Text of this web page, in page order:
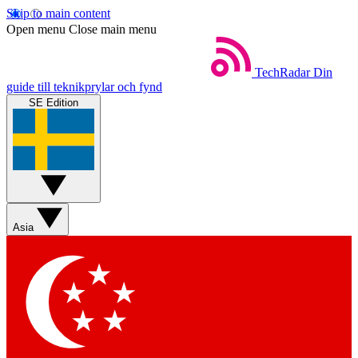
Skip to main content
Open menu Close main menu
TechRadar Din
guide till teknikprylar och fynd
SE Edition
Asia